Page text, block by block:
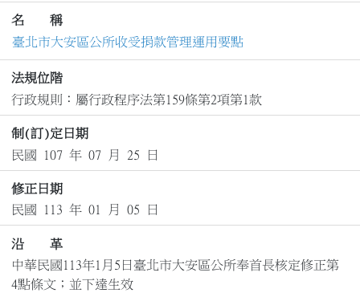
名 稱
臺北市大安區公所收受捐款管理運用要點
法規位階
行政規則：屬行政程序法第159條第2項第1款
制(訂)定日期
民國 107 年 07 月 25 日
修正日期
民國 113 年 01 月 05 日
沿 革
中華民國113年1月5日臺北市大安區公所奉首長核定修正第
4點條文；並下達生效